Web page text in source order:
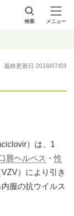
検索 メニュー
最終更新日 2018/07/03
）は、1
唇ヘルペス ・性
VZV）により引き
服の抗ウイルス